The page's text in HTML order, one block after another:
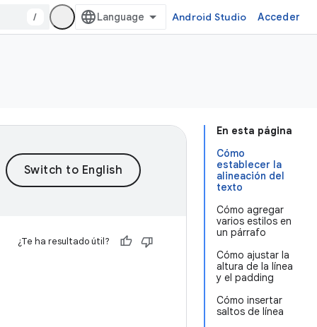
/ Android Studio Acceder
En esta página
Cómo
establecer la
alineación del
texto
Cómo agregar
varios estilos en
un párrafo
Cómo ajustar la
altura de la línea
y el padding
Cómo insertar
saltos de línea
¿Te ha resultado útil?